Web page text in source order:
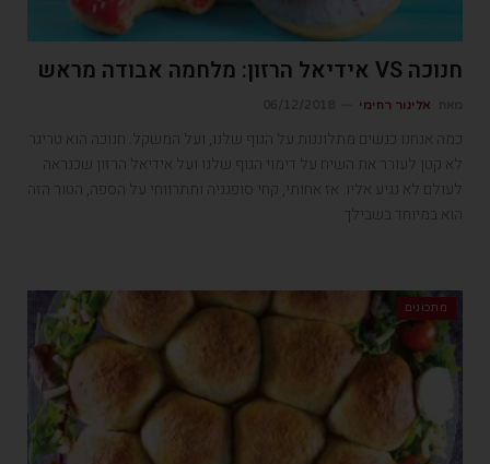
חנוכה VS אידיאל הרזון: מלחמה אבודה מראש
אלינור רחימי
כמה אנחנו כנשים מתלוננות על הגוף שלנו, ועל המשקל. חנוכה הוא טריגר
לא קטן לעורר את השיח על דימוי הגוף שלנו ועל אידיאל הרזון שכנראה
לעולם לא נגיע אליו. אז אחותי, קחי סופגניה ותתרווחי על הספה, הטור הזה
הוא במיוחד בשבילך
מתכונים